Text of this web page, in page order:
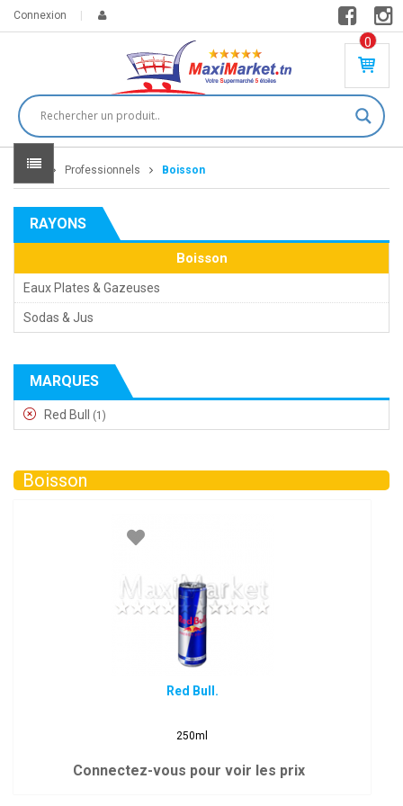
Connexion
0
PR
DU
IT(
S)
DT
Home Professionnels Boisson
RAYONS
Boisson
Eaux Plates & Gazeuses
Sodas & Jus
MARQUES
Red Bull (1)
Boisson
Red Bull.
250ml
Connectez-vous pour voir les prix